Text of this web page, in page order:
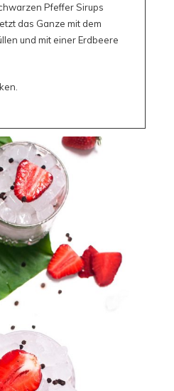
Pfeffer Sirups
das Ganze mit dem
und mit einer Erdbeere